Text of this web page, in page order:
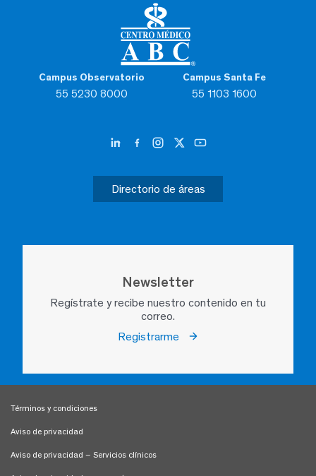
Campus Observatorio
55 5230 8000
Campus Santa Fe
55 1103 1600
Directorio de áreas
Newsletter
Regístrate y recibe nuestro contenido en tu
correo.
Registrarme
Términos y condiciones
Aviso de privacidad
Aviso de privacidad – Servicios clínicos